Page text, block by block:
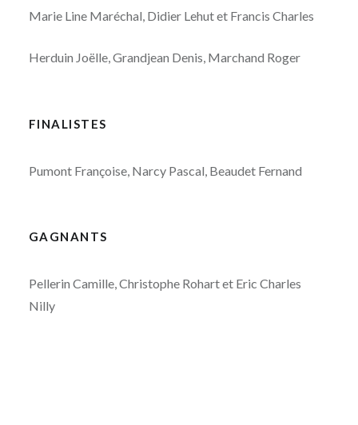
Marie Line Maréchal, Didier Lehut et Francis Charles
Herduin Joëlle, Grandjean Denis, Marchand Roger
FINALISTES
Pumont Françoise, Narcy Pascal, Beaudet Fernand
GAGNANTS
Pellerin Camille, Christophe Rohart et Eric Charles
Nilly